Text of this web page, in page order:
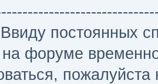
постоянных
на форуме